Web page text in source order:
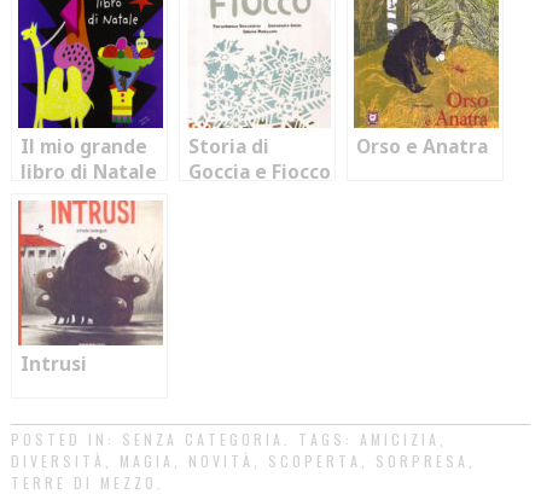
Il mio grande
libro di Natale
Storia di
Goccia e Fiocco
Orso e Anatra
Intrusi
POSTED IN: SENZA CATEGORIA . TAGS: AMICIZIA
DIVERSITÀ
MAGIA NOVITÀ SCOPERTA SORPRESA
TERRE DI MEZZO